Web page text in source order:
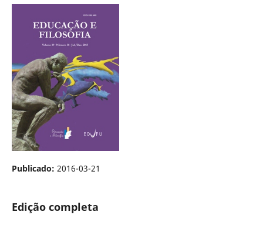
Publicado: 2016-03-21
Edição completa